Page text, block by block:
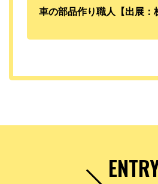
車の部品作り職人【出展：